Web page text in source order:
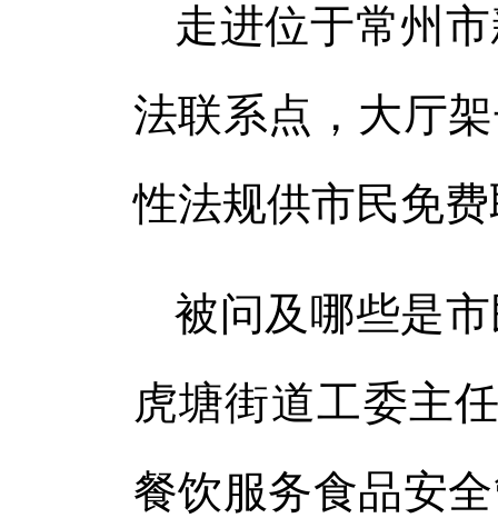
走进位于常州
法联系点，大厅
性法规供市民免
被问及哪些是
虎塘街道工委主
餐饮服务食品安